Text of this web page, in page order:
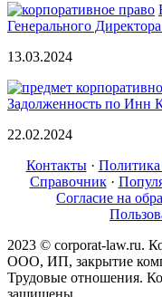
Генерального
13.03.2024
Задолженность по Инн
22.02.2024
Контакты· Политика
Справочник·
Согласие на
2023 © corporat-law.ru.
ООО, ИП, закрытие
Трудовые отношения.
защищены.